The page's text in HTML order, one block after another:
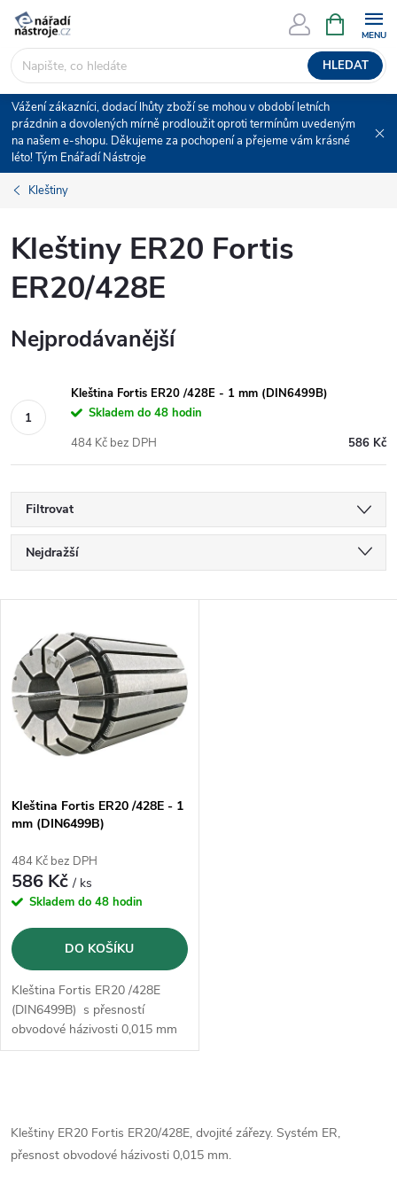
Přejít
obsah
HLEDAT
NÁKUPNÍ
KOŠÍK
Vážení zákazníci, dodací lhůty zboží se mohou v období letních
prázdnin a dovolených mírně prodloužit oproti termínům uvedeným
na našem e-shopu. Děkujeme za pochopení a přejeme vám krásné
léto! Tým Enářadí Nástroje
Kleštiny
Kleštiny ER20 Fortis
ER20/428E
Nejprodávanější
Kleština Fortis ER20 /428E - 1 mm (DIN6499B)
Skladem do 48 hodin
586 Kč
484 Kč bez DPH
Filtrovat
Ř
a
z
e
n
p
r
o
d
u
k
ů
Nejdražší
Abecedně
ý
p
s
p
r
o
d
u
k
ů
Kleština Fortis ER20 /428E - 1
mm (DIN6499B)
484 Kč bez DPH
586 Kč/ ks
Skladem do 48 hodin
DO KOŠÍKU
Kleština Fortis ER20 /428E
(DIN6499B) s přesností
obvodové házivosti 0,015 mm
v
l
Kleštiny ER20 Fortis ER20/428E, dvojité zářezy. Systém ER,
přesnost obvodové házivosti 0,015 mm.